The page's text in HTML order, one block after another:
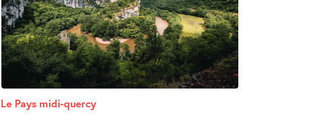
Le Pays midi-quercy